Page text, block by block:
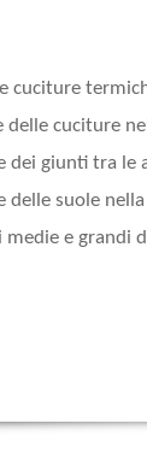
cuciture
delle cuciture
dei giunti tra le
delle suole
medie e grandi